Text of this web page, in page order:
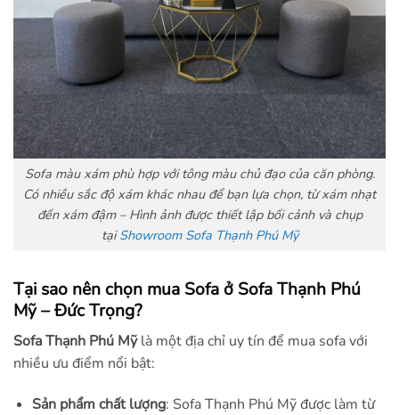
Sofa màu xám phù hợp với tông màu chủ đạo của căn phòng.
Có nhiều sắc độ xám khác nhau để bạn lựa chọn, từ xám nhạt
đến xám đậm – Hình ảnh được thiết lập bối cảnh và chụp
tạiShowroom Sofa Thạnh Phú Mỹ
Tại sao nên chọn mua Sofa ở Sofa Thạnh Phú
Mỹ – Đức Trọng?
Sofa Thạnh Phú Mỹlà một địa chỉ uy tín để mua sofa với
nhiều ưu điểm nổi bật:
Sản phẩm chất lượng: Sofa Thạnh Phú Mỹ được làm từ